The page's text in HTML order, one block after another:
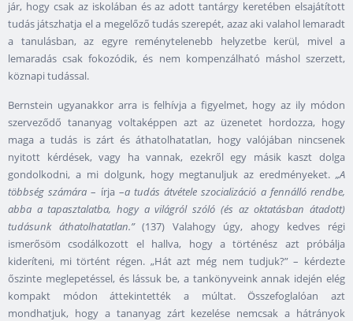
jár, hogy csak az iskolában és az adott tantárgy keretében elsajátított
tudás játszhatja el a megelőző tudás szerepét, azaz aki valahol lemaradt
a tanulásban, az egyre reménytelenebb helyzetbe kerül, mivel a
lemaradás csak fokozódik, és nem kompenzálható máshol szerzett,
köznapi tudással.
Bernstein ugyanakkor arra is felhívja a figyelmet, hogy az ily módon
szerveződő tananyag voltaképpen azt az üzenetet hordozza, hogy
maga a tudás is zárt és áthatolhatatlan, hogy valójában nincsenek
nyitott kérdések, vagy ha vannak, ezekről egy másik kaszt dolga
gondolkodni, a mi dolgunk, hogy megtanuljuk az eredményeket. „A
többség számára– írja –a tudás átvétele szocializáció a fennálló rendbe,
abba a tapasztalatba, hogy a világról szóló (és az oktatásban átadott)
tudásunk áthatolhatatlan.”(137) Valahogy úgy, ahogy kedves régi
ismerősöm csodálkozott el hallva, hogy a történész azt próbálja
kideríteni, mi történt régen. „Hát azt még nem tudjuk?” – kérdezte
őszinte meglepetéssel, és lássuk be, a tankönyveink annak idején elég
kompakt módon áttekintették a múltat. Összefoglalóan azt
mondhatjuk, hogy a tananyag zárt kezelése nemcsak a hátrányok